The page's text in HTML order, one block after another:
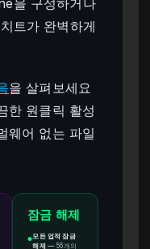
트가 완벽하게
을 살펴보세요
한 원클릭 활성
웨어 없는 파일
잠금 해제
●모든 업적 잠금
해제 — 56개의